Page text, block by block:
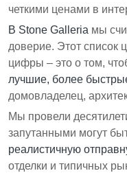
четкими ценами в
В Stone Galleria мы
доверие. Этот список
цифры – это о том,
лучшие, более
домовладелец,
Мы провели
запутанными могут
реалистичную
отделки и типичных